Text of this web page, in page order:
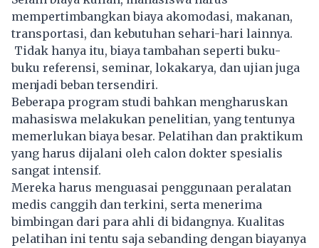
mempertimbangkan biaya akomodasi, makanan,
transportasi, dan kebutuhan sehari-hari lainnya.
Tidak hanya itu, biaya tambahan seperti buku-
buku referensi, seminar, lokakarya, dan ujian juga
menjadi beban tersendiri.
Beberapa program studi bahkan mengharuskan
mahasiswa melakukan penelitian, yang tentunya
memerlukan biaya besar. Pelatihan dan praktikum
yang harus dijalani oleh calon dokter spesialis
sangat intensif.
Mereka harus menguasai penggunaan peralatan
medis canggih dan terkini, serta menerima
bimbingan dari para ahli di bidangnya. Kualitas
pelatihan ini tentu saja sebanding dengan biayanya